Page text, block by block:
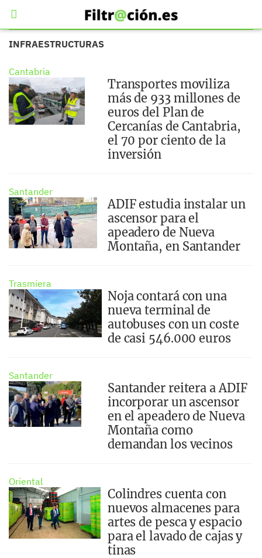
INFRAESTRUCTURAS
Cantabria
Transportes moviliza
más de 933 millones de
euros del Plan de
Cercanías de Cantabria,
el 70 por ciento de la
inversión
Santander
ADIF estudia instalar un
ascensor para el
apeadero de Nueva
Montaña, en Santander
Trasmiera
Noja contará con una
nueva terminal de
autobuses con un coste
de casi 546.000 euros
Santander
Santander reitera a ADIF
incorporar un ascensor
en el apeadero de Nueva
Montaña como
demandan los vecinos
Oriental
Colindres cuenta con
nuevos almacenes para
artes de pesca y espacio
para el lavado de cajas y
tinas